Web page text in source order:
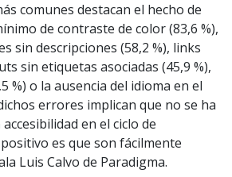
comunes destacan el hecho de
de contraste de color (83,6 %),
sin descripciones (58,2 %), links
sin etiquetas asociadas (45,9 %),
%) o la ausencia del idioma en el
errores implican que no se ha
en el ciclo de
es que son fácilmente
Luis Calvo de Paradigma.